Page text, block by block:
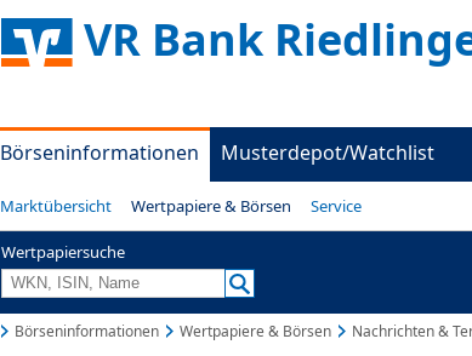
VR Bank
Börseninformationen Musterdepot/Watchlist
Marktübersicht Wertpapiere & Börsen Service
Wertpapiersuche
Börseninformationen Wertpapiere & Börsen Nachrichten &